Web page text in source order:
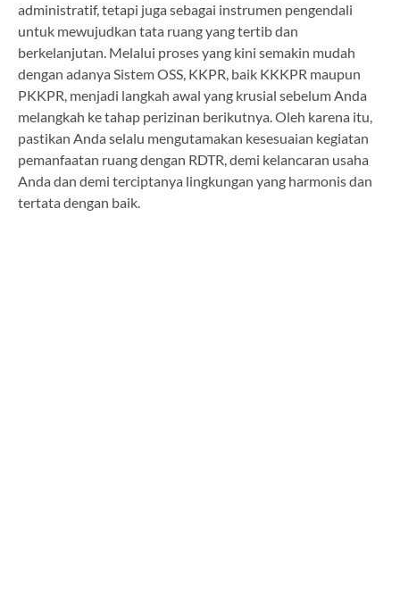
administratif, tetapi juga sebagai instrumen pengendali
untuk mewujudkan tata ruang yang tertib dan
berkelanjutan. Melalui proses yang kini semakin mudah
dengan adanya Sistem OSS, KKPR, baik KKKPR maupun
PKKPR, menjadi langkah awal yang krusial sebelum Anda
melangkah ke tahap perizinan berikutnya. Oleh karena itu,
pastikan Anda selalu mengutamakan kesesuaian kegiatan
pemanfaatan ruang dengan RDTR, demi kelancaran usaha
Anda dan demi terciptanya lingkungan yang harmonis dan
tertata dengan baik.